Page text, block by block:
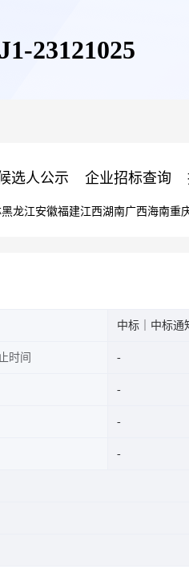
23121025
选人公示 企业招标查询
黑龙江安徽福建江西湖南广西海南重
中标｜中标通
时间